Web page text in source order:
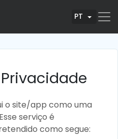
PT
o site/app como uma
serviço é
como segue: